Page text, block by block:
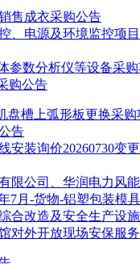
售成衣采购公告
、电源及环境监控
参数分析仪等设备采
购公告
盘槽上弧形板更换采购
告
安装询价20260730变
公司、华润电力风
7月-货物-铝塑包装模
合改造及安全生产设
对外开放现场安保服